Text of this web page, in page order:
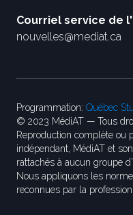
Courriel service de
nouvelles@mediat.ca
Programmation: Québec
© 2023 MédiAT — Tous
Reproduction complète ou
indépendant, MédiAT et
rattachés à aucun groupe
Nous appliquons les
reconnues par la profession.